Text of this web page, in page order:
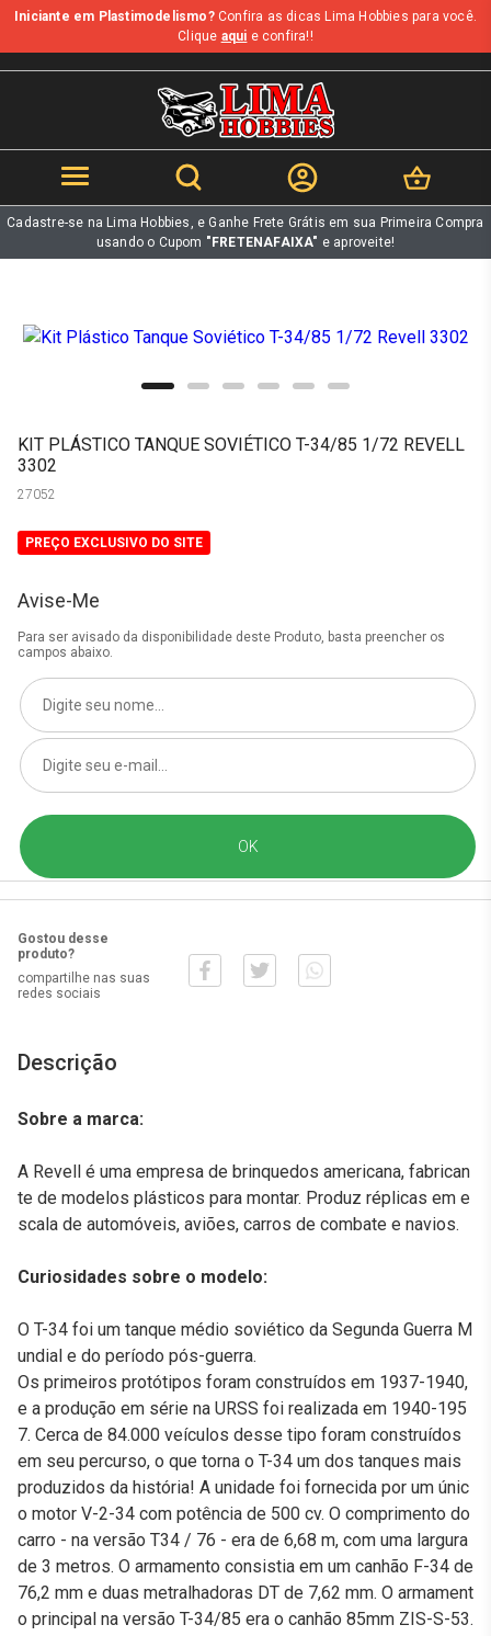
b
Iniciante em Plastimodelismo?Confira as dicas Lima Hobbies para você.
Clique aqui e confira!!
Cadastre-se na Lima Hobbies, e Ganhe Frete Grátis em sua Primeira Compra
usando o Cupom "FRETENAFAIXA" e aproveite!
KIT PLÁSTICO TANQUE SOVIÉTICO T-34/85 1/72 REVELL
3302
27052
PREÇO EXCLUSIVO DO SITE
Avise-Me
Para ser avisado da disponibilidade deste Produto, basta preencher os
campos abaixo.
Gostou desse
produto?
compartilhe nas suas
redes sociais
Descrição
Sobre a marca:
A Revell é uma empresa de brinquedos americana, fabrican
te de modelos plásticos para montar. Produz réplicas em e
scala de automóveis, aviões, carros de combate e navios.
Curiosidades sobre o modelo:
O T-34 foi um tanque médio soviético da Segunda Guerra M
undial e do período pós-guerra.
Os primeiros protótipos foram construídos em 1937-1940,
e a produção em série na URSS foi realizada em 1940-195
7. Cerca de 84.000 veículos desse tipo foram construídos
em seu percurso, o que torna o T-34 um dos tanques mais
produzidos da história! A unidade foi fornecida por um únic
o motor V-2-34 com potência de 500 cv. O comprimento do
carro - na versão T34 / 76 - era de 6,68 m, com uma largura
de 3 metros. O armamento consistia em um canhão F-34 de
76,2 mm e duas metralhadoras DT de 7,62 mm. O armament
o principal na versão T-34/85 era o canhão 85mm ZIS-S-53.